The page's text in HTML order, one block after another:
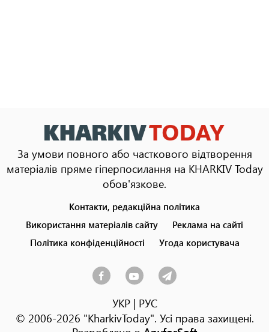
За умови повного або часткового відтворення
матеріалів пряме гіперпосилання на KHARKIV Today
обов'язкове.
menu
Контакти, редакційна політика
Використання матеріалів сайту
Реклама на сайті
Політика конфіденційності
Угода користувача
УКР| РУС
© 2006-2026 "KharkivToday". Усі права захищені.